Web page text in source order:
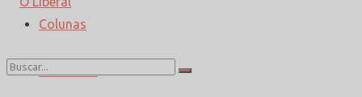
Colunas
Entrevista